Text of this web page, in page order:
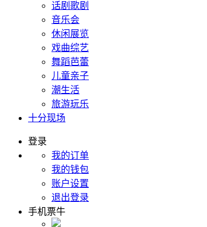
话剧歌剧
音乐会
休闲展览
戏曲综艺
舞蹈芭蕾
儿童亲子
潮生活
旅游玩乐
十分现场
登录
我的订单
我的钱包
账户设置
退出登录
手机票牛